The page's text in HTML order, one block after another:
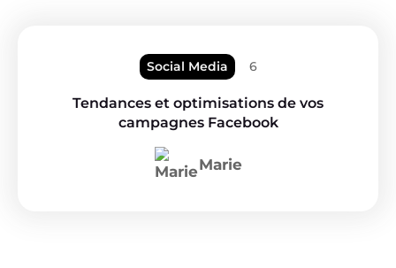
Social Media 6
Tendances et optimisations de vos
campagnes Facebook
Marie